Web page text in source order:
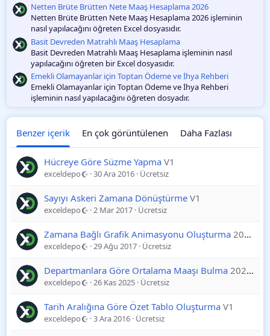
Netten Brüte Brütten Nete Maaş Hesaplama 2026
Netten Brüte Brütten Nete Maaş Hesaplama 2026 işleminin
nasıl yapılacağını öğreten Excel dosyasıdır.
Basit Devreden Matrahlı Maaş Hesaplama
Basit Devreden Matrahlı Maaş Hesaplama işleminin nasıl
yapılacağını öğreten bir Excel dosyasıdır.
Emekli Olamayanlar için Toptan Ödeme ve İhya Rehberi
Emekli Olamayanlar için Toptan Ödeme ve İhya Rehberi
işleminin nasıl yapılacağını öğreten dosyadır.
Benzer içerik En çok görüntülenen Daha Fazlası
Hücreye Göre Süzme Yapma V1
exceldepo 30 Ara 2016 Ücretsiz
Sayıyı Askeri Zamana Dönüştürme V1
exceldepo 2 Mar 2017 Ücretsiz
Zamana Bağlı Grafik Animasyonu Oluşturma 2025-11-24
exceldepo 29 Ağu 2017 Ücretsiz
Departmanlara Göre Ortalama Maaşı Bulma 2025-11-26
exceldepo 26 Kas 2025 Ücretsiz
Tarih Aralığına Göre Özet Tablo Oluşturma V1
exceldepo 3 Ara 2016 Ücretsiz